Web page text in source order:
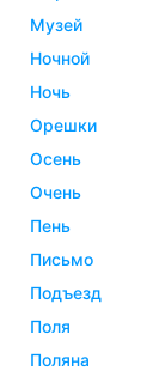
музей
ночной
ночь
орешки
осень
очень
пень
письмо
подъезд
поля
поляна